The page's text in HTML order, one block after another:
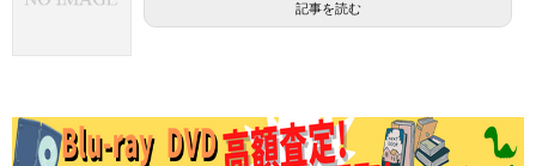
記事を読む